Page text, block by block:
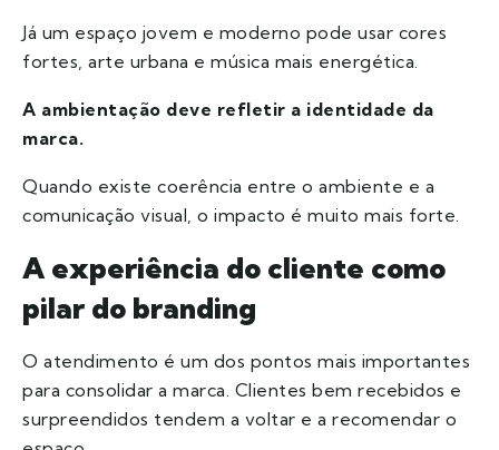
Já um espaço jovem e moderno pode usar cores
fortes, arte urbana e música mais energética.
A ambientação deve refletir a identidade da
marca.
Quando existe coerência entre o ambiente e a
comunicação visual, o impacto é muito mais forte.
A experiência do cliente como
pilar do branding
O atendimento é um dos pontos mais importantes
para consolidar a marca. Clientes bem recebidos e
surpreendidos tendem a voltar e a recomendar o